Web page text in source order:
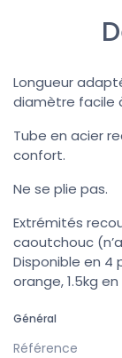
Longueur
diamètre facile
Tube en acier
confort.
Ne se plie pas.
Extrémités
caoutchouc
Disponible en 4
orange, 1.5kg
Général
Référence